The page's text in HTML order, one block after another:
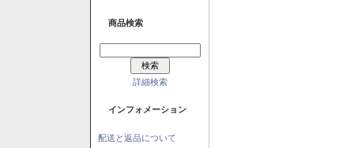
商品検索
詳細検索
インフォメーション
配送と返品について